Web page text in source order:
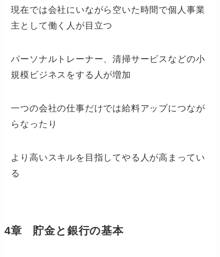
現在では会社にいながら空いた時間で個人事業
主として働く人が目立つ
パーソナルトレーナー、清掃サービスなどの小
規模ビジネスをする人が増加
一つの会社の仕事だけでは給料アップにつなが
らなったり
より高いスキルを目指してやる人が高まってい
る
4章 貯金と銀行の基本